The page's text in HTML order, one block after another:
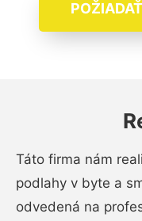
Táto firma nám
podlahy v byte a
odvedená na